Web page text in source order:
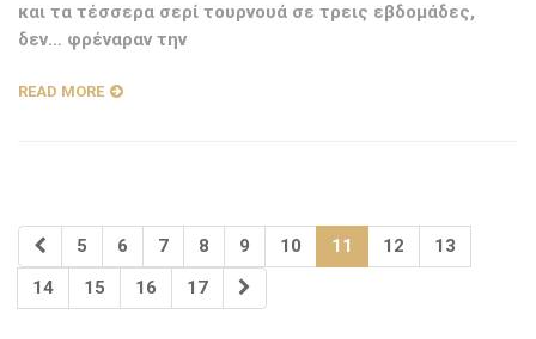
και τα τέσσερα σερί τουρνουά σε τρεις εβδομάδες,
δεν… φρέναραν την
READ MORE
5 6 7 8 9 10 11 12
13
14
15 16 17